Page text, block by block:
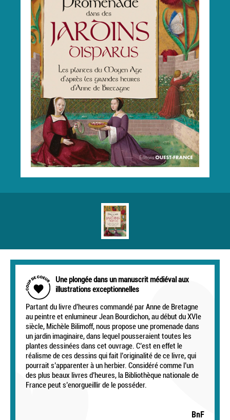
Une plongée dans un manuscrit médiéval aux
illustrations exceptionnelles
Partant du livre d’heures commandé par Anne de Bretagne
au peintre et enlumineur Jean Bourdichon, au début du XVIe
siècle, Michèle Bilimoff, nous propose une promenade dans
un jardin imaginaire, dans lequel pousseraient toutes les
plantes dessinées dans cet ouvrage. C’est en effet le
réalisme de ces dessins qui fait l’originalité de ce livre, qui
pourrait s’apparenter à un herbier. Considéré comme l’un
des plus beaux livres d’heures, la Bibliothèque nationale de
France peut s’enorgueillir de le posséder.
BnF